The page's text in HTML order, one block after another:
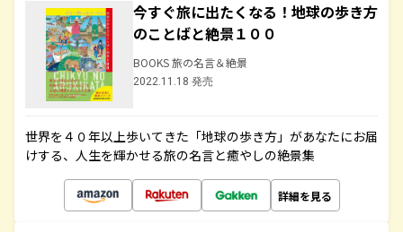
今すぐ旅に出たくなる！地球の歩き方
のことばと絶景１００
BOOKS 旅の名言＆絶景
2022.11.18 発売
世界を４０年以上歩いてきた「地球の歩き方」があなたにお届
けする、人生を輝かせる旅の名言と癒やしの絶景集
詳細を見る